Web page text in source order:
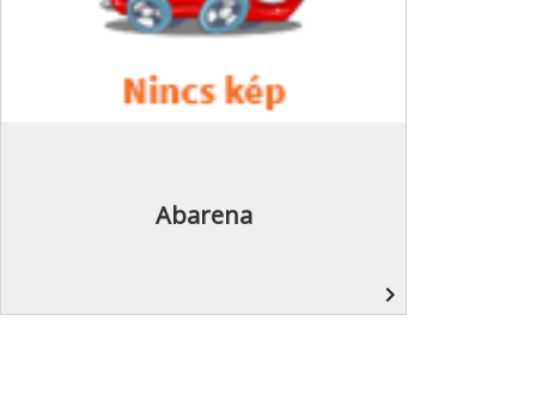
Abarena
navigate_next